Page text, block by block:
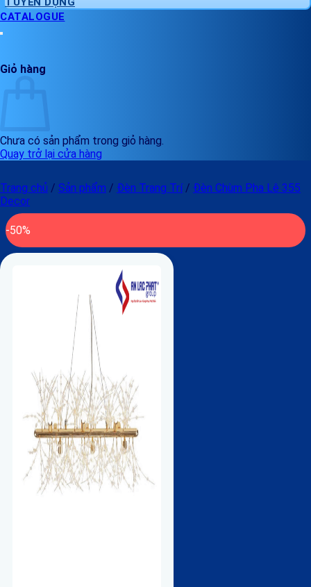
CATALOGUE
Giỏ hàng
Chưa có sản phẩm trong giỏ hàng.
Quay trở lại cửa hàng
Trang chủ / Sản phẩm / Đèn Trang Trí / Đèn Chùm Pha Lê 355
Decor
-50%